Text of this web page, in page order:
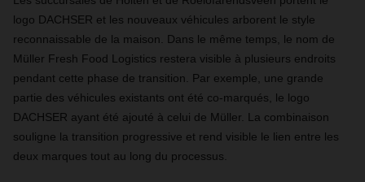
logo DACHSER et les nouveaux véhicules arborent le style
reconnaissable de la maison. Dans le même temps, le nom de
Müller Fresh Food Logistics restera visible à plusieurs endroits
pendant cette phase de transition. Par exemple, une grande
partie des véhicules existants ont été co-marqués, le logo
DACHSER ayant été ajouté à celui de Müller. La combinaison
souligne la transition progressive et rend visible le lien entre les
deux marques tout au long du processus.